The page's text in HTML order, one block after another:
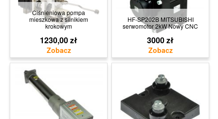
Ciśnieniowa pompa
mieszkowa z silnikiem
krokowym
1230,00 zł
HF-SP202B MITSUBISHI
serwomotor 2kW Nowy CNC
3000 zł